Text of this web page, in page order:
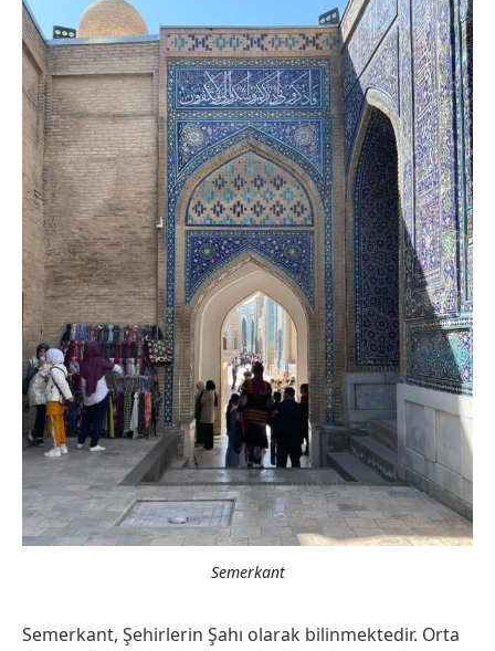
Semerkant
Semerkant, Şehirlerin Şahı olarak bilinmektedir. Orta